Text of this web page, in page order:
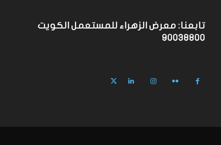
تابعنا: معرض الزهراء للمستعمل الكويت
90038800